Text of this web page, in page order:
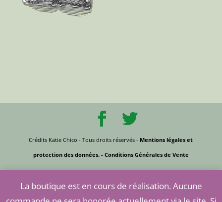
Crédits Katie Chico - Tous droits réservés - Mentions légales et
protection des données.- Conditions Générales de Vente
La boutique est en cours de réalisation. Aucune